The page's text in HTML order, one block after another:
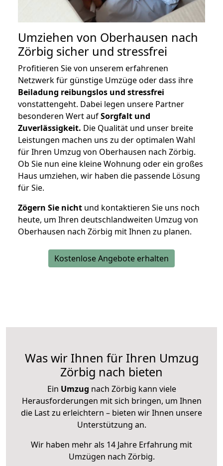
Umziehen von Oberhausen nach
Zörbig sicher und stressfrei
Profitieren Sie von unserem erfahrenen
Netzwerk für günstige Umzüge oder dass ihre
Beiladung reibungslos und stressfrei
vonstattengeht. Dabei legen unsere Partner
besonderen Wert aufSorgfalt und
Zuverlässigkeit. Die Qualität und unser breite
Leistungen machen uns zu der optimalen Wahl
für Ihren Umzug von Oberhausen nach Zörbig.
Ob Sie nun eine kleine Wohnung oder ein großes
Haus umziehen, wir haben die passende Lösung
für Sie.
Zögern Sie nicht und kontaktieren Sie uns noch
heute, um Ihren deutschlandweiten Umzug von
Oberhausen nach Zörbig mit Ihnen zu planen.
Kostenlose Angebote erhalten
Was wir Ihnen für Ihren Umzug
Zörbig nach bieten
Ein Umzug nach Zörbig kann viele
Herausforderungen mit sich bringen, um Ihnen
die Last zu erleichtern – bieten wir Ihnen unsere
Unterstützung an.
Wir haben mehr als 14 Jahre Erfahrung mit
Umzügen nach Zörbig.